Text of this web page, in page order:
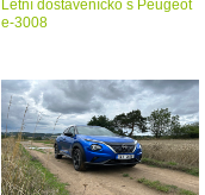
Letní dostaveníčko s Peugeot
e-3008